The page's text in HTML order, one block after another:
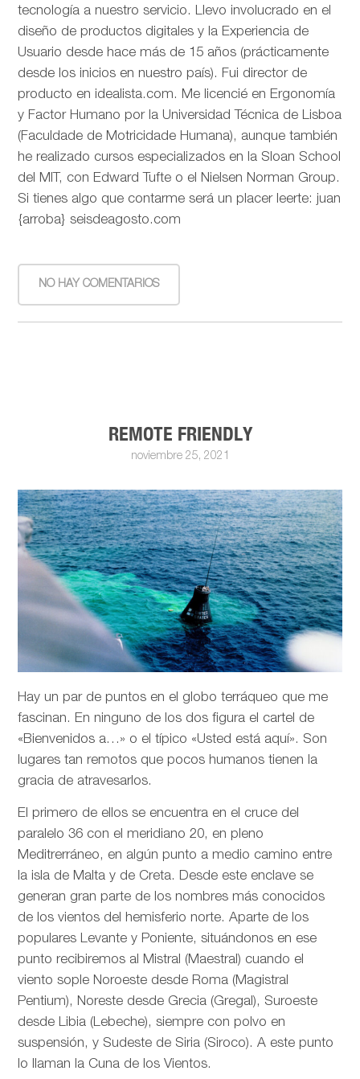
tecnología a nuestro servicio. Llevo involucrado en el
diseño de productos digitales y la Experiencia de
Usuario desde hace más de 15 años (prácticamente
desde los inicios en nuestro país). Fui director de
producto en idealista.com. Me licencié en Ergonomía
y Factor Humano por la Universidad Técnica de Lisboa
(Faculdade de Motricidade Humana), aunque también
he realizado cursos especializados en la Sloan School
del MIT, con Edward Tufte o el Nielsen Norman Group.
Si tienes algo que contarme será un placer leerte: juan
{arroba} seisdeagosto.com
NO HAY COMENTARIOS
REMOTE FRIENDLY
noviembre 25, 2021
Hay un par de puntos en el globo terráqueo que me
fascinan. En ninguno de los dos figura el cartel de
«Bienvenidos a…» o el típico «Usted está aquí». Son
lugares tan remotos que pocos humanos tienen la
gracia de atravesarlos.
El primero de ellos se encuentra en el cruce del
paralelo 36 con el meridiano 20, en pleno
Meditrerráneo, en algún punto a medio camino entre
la isla de Malta y de Creta. Desde este enclave se
generan gran parte de los nombres más conocidos
de los vientos del hemisferio norte. Aparte de los
populares Levante y Poniente, situándonos en ese
punto recibiremos al Mistral (Maestral) cuando el
viento sople Noroeste desde Roma (Magistral
Pentium), Noreste desde Grecia (Gregal), Suroeste
desde Libia (Lebeche), siempre con polvo en
suspensión, y Sudeste de Siria (Siroco). A este punto
lo llaman la Cuna de los Vientos.